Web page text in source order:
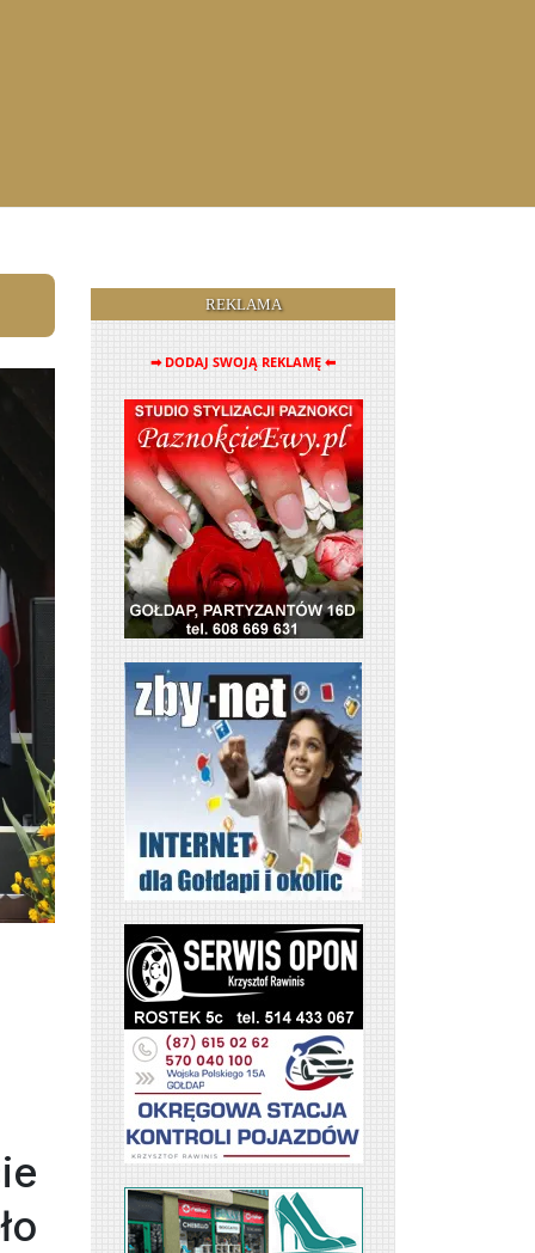
REKLAMA
➡ DODAJ SWOJĄ REKLAMĘ ⬅